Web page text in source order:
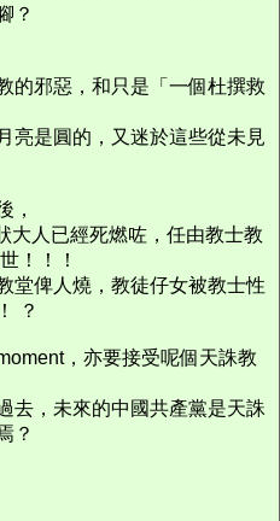
？
的邪惡，和只是「一個杜撰救
亮是圓的，又迷於這些從未見
，
大人已經死燃咗，任由教士教
！！！
堂俾人燒，教徒仔女被教士性
？
，亦要接受呢個天誅教
去，未來的中國共產黨是天誅
？